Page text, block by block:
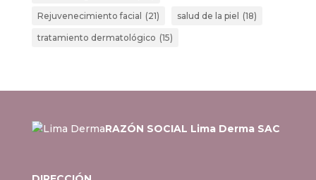
Rejuvenecimiento facial (21) salud de la piel (18)
tratamiento dermatológico (15)
RAZÓN SOCIAL Lima Derma SAC